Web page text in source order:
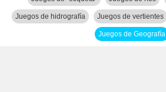
Juegos de hidrografía Juegos de vertientes
Juegos de Geografía